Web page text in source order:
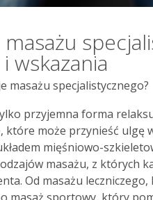
masażu
wskazania
masażu specjalistycznego?
przyjemna forma
które może przynieść ulgę
mięśniowo-
masażu, z których
Od masażu
masaż sportowy, który